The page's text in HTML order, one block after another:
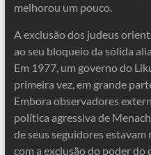
melhorou um pouco.
A exclusão dos judeus
ao seu bloqueio da sólida
Em 1977, um governo do
primeira vez, em grande
Embora observadores
política agressiva de
de seus seguidores
com a exclusão do poder do